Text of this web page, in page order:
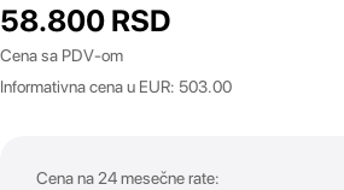
58.800 RSD
Cena sa PDV-om
Informativna cena u EUR: 503.00
Cena na 24 mesečne rate: